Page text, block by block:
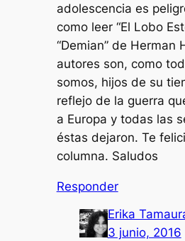
adolescencia es
como leer “El Lobo
“Demian” de Herman
autores son, como
somos, hijos de su
reflejo de la guerra
a Europa y todas las
éstas dejaron. Te
columna. Saludos
Responder
Erika
3 junio, 2016